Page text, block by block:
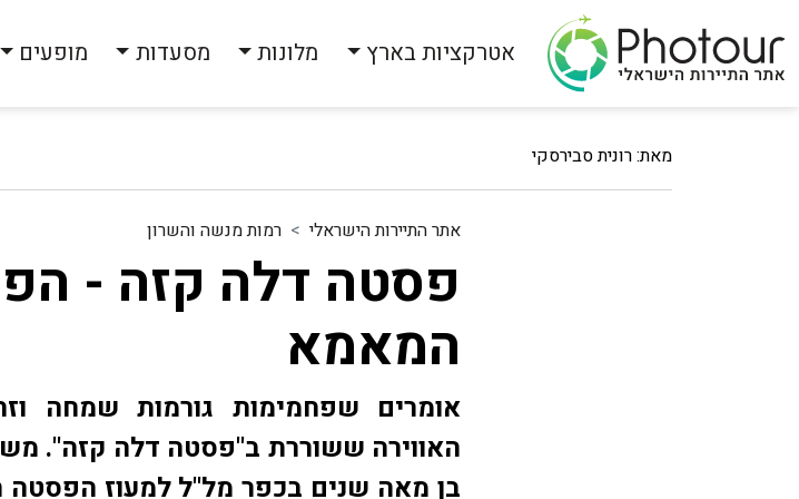
אטרקציות בארץ מלונות מסעדות מופעים
מאת: רונית סבירסקי
אתר התיירות הישראלי רמות מנשה והשרון
פסטה דלה קזה -
המאמא
אומרים שפחמימות גורמות שמחה
האווירה ששוררת ב"פסטה דלה קזה".
בן מאה שנים בכפר מל"ל למעוז